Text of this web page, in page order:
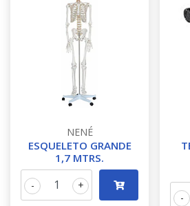
NENÉ
ESQUELETO GRANDE
1,7 MTRS.
+
-
-